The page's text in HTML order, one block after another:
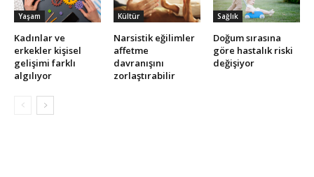
Yaşam
Kadınlar ve
erkekler kişisel
gelişimi farklı
algılıyor
Kültür
Narsistik eğilimler
affetme
davranışını
zorlaştırabilir
Sağlık
Doğum sırasına
göre hastalık riski
değişiyor